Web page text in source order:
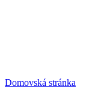
Domovská stránka